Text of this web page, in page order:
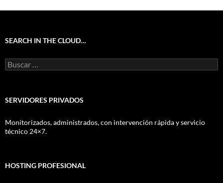
SEARCH IN THE CLOUD…
Buscar:
SERVIDORES PRIVADOS
Monitorizados, administrados, con intervención rápida y servicio
técnico 24×7.
HOSTING PROFESIONAL